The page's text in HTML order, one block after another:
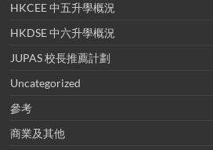
HKCEE 中五升學概況
HKDSE 中六升學概況
JUPAS 校長推薦計劃
Uncategorized
參考
商業及其他